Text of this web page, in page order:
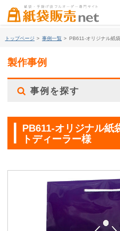
トップページ > 事例一覧 > PB611-オリジナル紙
製作事例
事例を探す
PB611-オリジナル紙
トディーラー様